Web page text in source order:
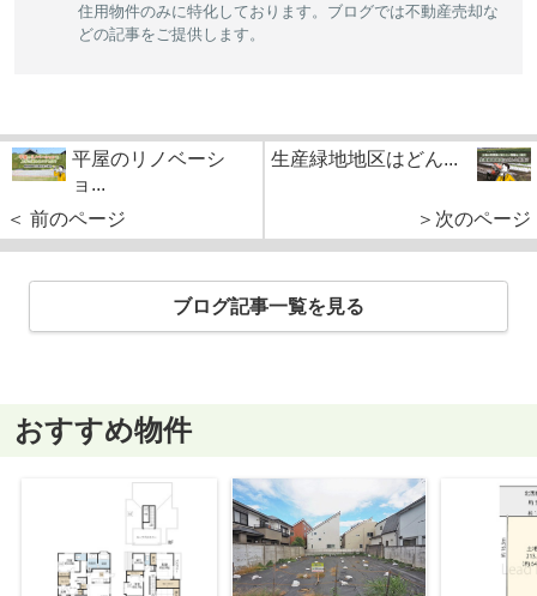
住用物件のみに特化しております。ブログでは不動産売却な
どの記事をご提供します。
平屋のリノベーシ
ョ...
＜ 前のページ
生産緑地地区はどん...
＞次のページ
ブログ記事一覧を見る
おすすめ物件